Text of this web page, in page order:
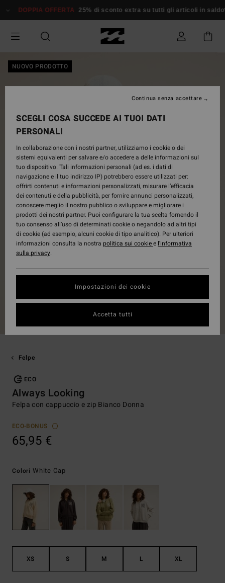
alle
prodotto
DOPPIA OFFERTA 25% di sconto extra su tutti gli articoli in saldo*
NUOVO PRODOTTO
Felpe
ECO
Always Looking
Felpa con cappuccio e zip Bianco Donna
ECO-BONUS
65,95 €
Colori White Cap
XS S M L XL
SCEGLI COSA SUCCEDE AI TUOI DATI
PERSONALI
In collaborazione con i nostri partner, utilizziamo i cookie o dei
sistemi equivalenti per salvare e/o accedere a delle informazioni sul
tuo dispositivo. Tali informazioni personali (ad es. i dati di
navigazione e il tuo indirizzo IP) potrebbero essere utilizzati per:
offrirti contenuti e informazioni personalizzati, misurare l’efficacia
dei contenuti e della pubblicità, per fornire annunci personalizzati,
conoscere meglio il nostro pubblico o sviluppare e migliorare i
prodotti dei nostri partner. Puoi configurare la tua scelta fornendo il
tuo consenso all’uso di determinati cookie o negandolo ad altri tipi
di cookie (ad esempio, alcuni cookie di tipo analitico). Per ulteriori
informazioni consulta la nostra politica sui cookiee l'informativa
sulla privacy.
Impostazioni dei cookie
Continua senza accettare
Accetta tutti